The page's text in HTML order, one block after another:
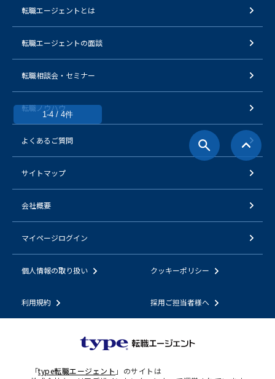
1-4 / 4件
転職エージェントとは
転職エージェントの面談
転職相談会・セミナー
転職ノウハウ
よくあるご質問
サイトマップ
会社概要
マイページログイン
個人情報の取り扱い クッキーポリシー
利用規約 採用ご担当者様へ
「type転職エージェント 」のサイトは